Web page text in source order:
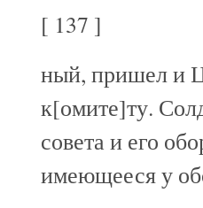
[ 137 ]
ный, пришел и
к[омите]ту.
совета и его
имеющееся у